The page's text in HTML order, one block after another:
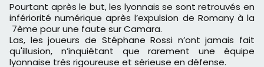
Pourtant après le but, les lyonnais se sont retrouvés en
infériorité numérique après l’expulsion de Romany à la
7ème pour une faute sur Camara.
Las, les joueurs de Stéphane Rossi n’ont jamais fait
qu'illusion, n’inquiétant que rarement une équipe
lyonnaise très rigoureuse et sérieuse en défense.